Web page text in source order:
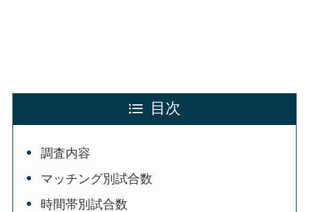
目次
調査内容
マッチング別試合数
時間帯別試合数